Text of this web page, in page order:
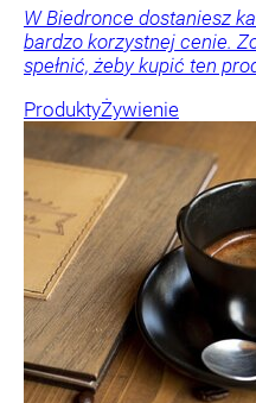
W Biedronce dostaniesz
bardzo korzystnej cenie.
spełnić, żeby kupić ten
ProduktyŻywienie